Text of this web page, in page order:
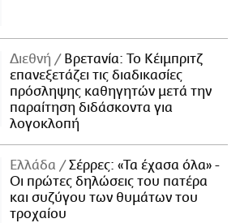
Διεθνή
Βρετανία: Το Κέιμπριτζ
επανεξετάζει τις διαδικασίες
πρόσληψης καθηγητών μετά την
παραίτηση διδάσκοντα για
λογοκλοπή
Ελλάδα
Σέρρες: «Τα έχασα όλα» -
Οι πρώτες δηλώσεις του πατέρα
και συζύγου των θυμάτων του
τροχαίου